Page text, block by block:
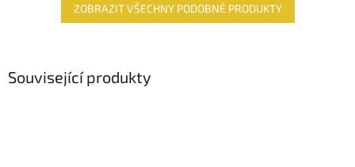
ZOBRAZIT VŠECHNY PODOBNÉ PRODUKTY
Související produkty